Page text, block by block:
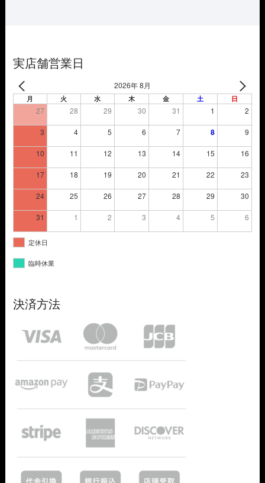
実店舗営業日
2026年 8月
月 火 水 木 金 土 日
27 28 29 30 31 1 2
3 4 5 6 7 8 9
10 11 12 13 14 15 16
17 18 19 20 21 22 23
24 25 26 27 28 29 30
31 1 2 3 4 5 6
定休日
臨時休業
決済方法